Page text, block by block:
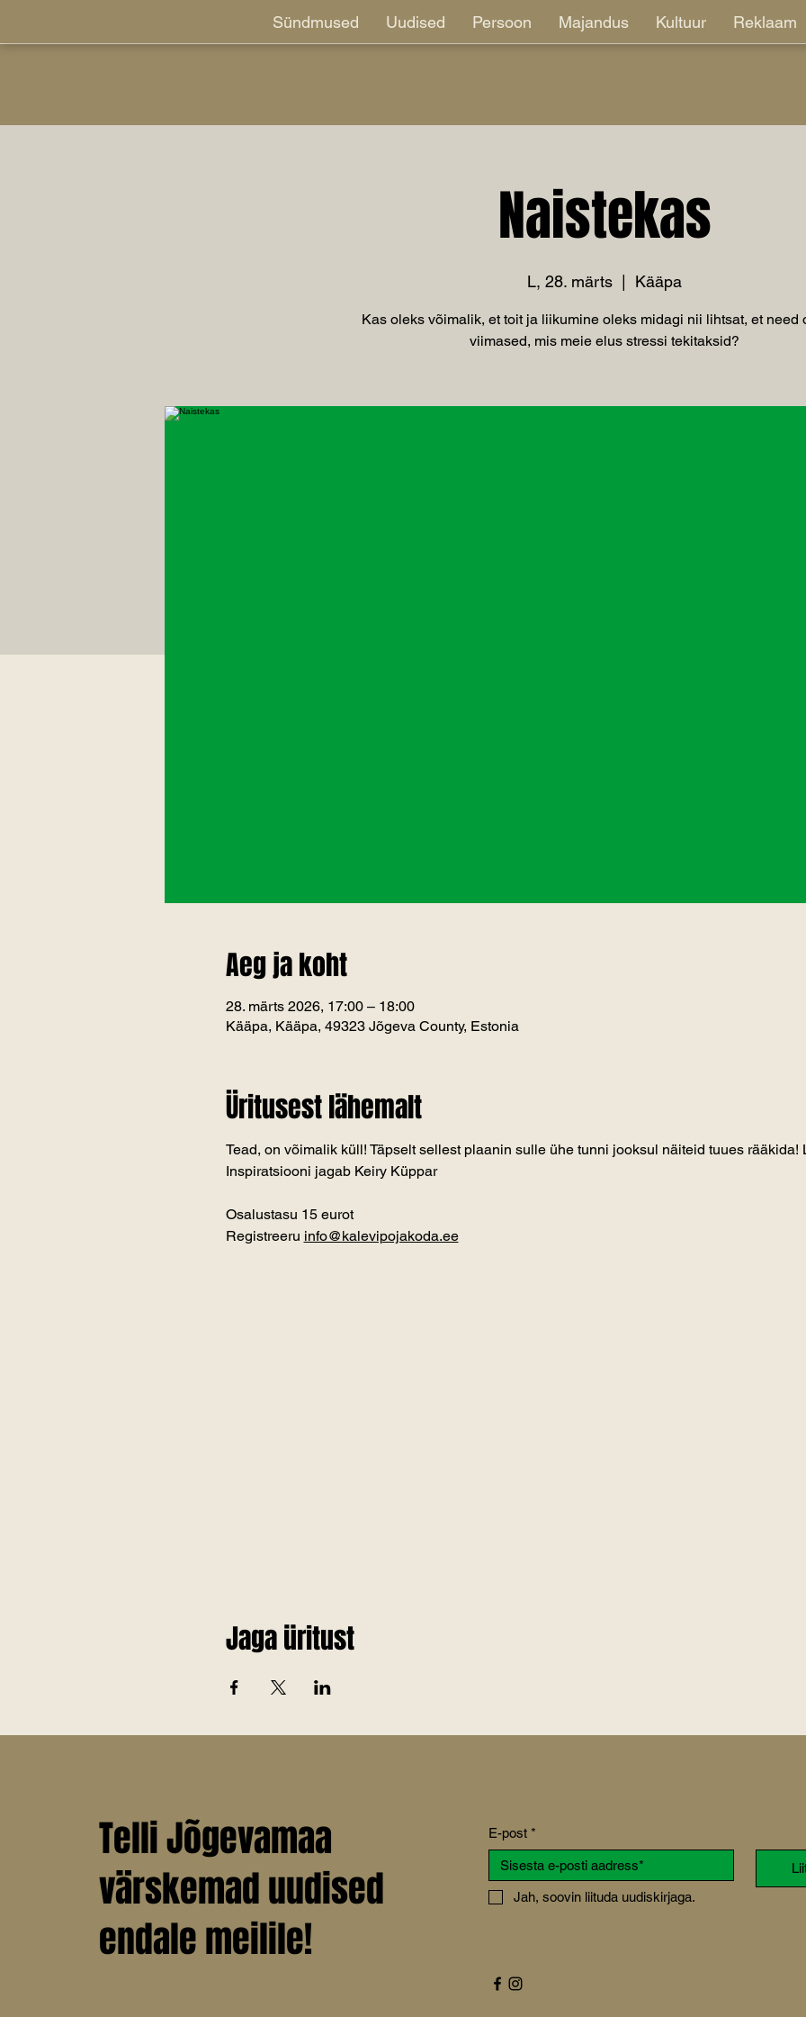
Sündmused Uudised Persoon Majandus Kultuur Reklaam
Naistekas
L, 28. märts Kääpa
Kas oleks võimalik, et toit ja liikumine oleks midagi nii lihtsat, et need
viimased, mis meie elus stressi tekitaksid?
Aeg ja koht
28. märts 2026, 17:00 – 18:00
Kääpa, Kääpa, 49323 Jõgeva County, Estonia
Üritusest lähemalt
Tead, on võimalik küll! Täpselt sellest plaanin sulle ühe tunni jooksul näiteid tuues rääkida!
Inspiratsiooni jagab Keiry Küppar
Osalustasu 15 eurot
Registreeru info@kalevipojakoda.ee
Jaga üritust
Telli Jõgevamaa
värskemad uudised
endale meilile!
E-post *
Jah, soovin liituda uudiskirjaga.